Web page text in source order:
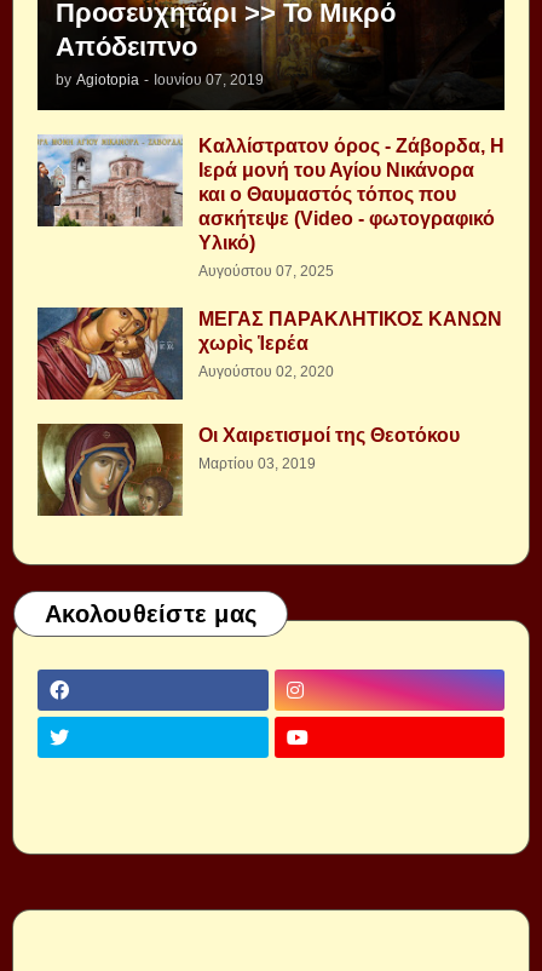
Προσευχητάρι >> Το Μικρό
Απόδειπνο
by Agiotopia - Ιουνίου 07, 2019
Καλλίστρατον όρος - Ζάβορδα, Η
Ιερά μονή του Αγίου Νικάνορα
και ο Θαυμαστός τόπος που
ασκήτεψε (Video - φωτογραφικό
Υλικό)
Αυγούστου 07, 2025
ΜΕΓΑΣ ΠΑΡΑΚΛΗΤΙΚΟΣ ΚΑΝΩΝ
χωρὶς Ἱερέα
Αυγούστου 02, 2020
Οι Χαιρετισμοί της Θεοτόκου
Μαρτίου 03, 2019
Ακολουθείστε μας